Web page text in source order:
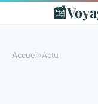
📰
Accueil›Actu